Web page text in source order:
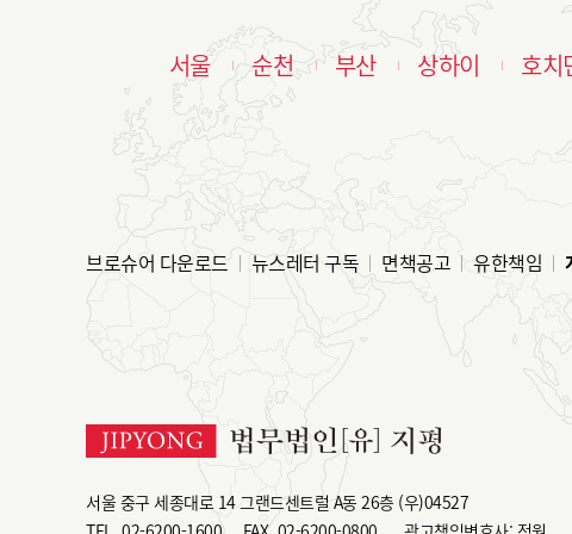
서울 순천 부산 상하이 호치
브로슈어 다운로드 뉴스레터 구독 면책공고 유한책임
서울 중구 세종대로 14 그랜드센트럴 A동 26층 (우)04527